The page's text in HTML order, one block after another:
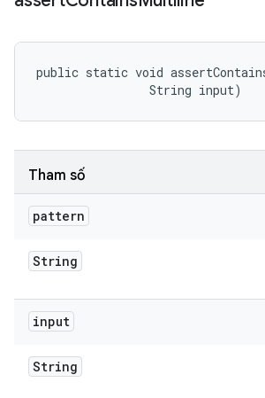
public static void
                String input)
Tham số
pattern
String
input
String